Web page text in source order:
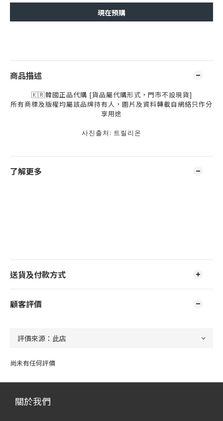
現在預購
商品描述
🇰🇷韓國正品代購 [貨品屬代購形式，門市不設現貨]
所有商標及版權均屬該品牌持有人，圖片及資料轉載自網絡只作分
享用途
사진출처: 트릴리온
了解更多
送貨及付款方式
顧客評價
尚未有任何評價
關於我們